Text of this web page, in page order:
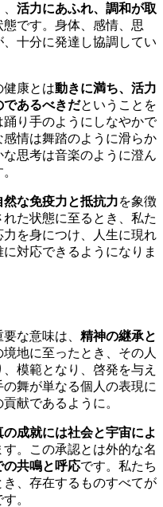
活力にあふれ、調和が取
態です。身体、感情、思
十分に発達し協調してい
健康とは動きに満ち、活力
であるべきだということを
り手のようにしなやかで
情は舞踏のように滑らか
思考は音楽のように澄ん
然な免疫力と抵抗力を象徴
た状態に至るとき、私た
を身につけ、人生に現れ
対応できるようになりま
な意味は、 精神の継承と
地に至ったとき、その人
模範となり、啓発を与え
舞が単なる個人の表現に
献であるように。
の成就には社会と宇宙によ
。この承認とは外的な名
の共鳴と呼応です。私たち
、存在するものすべてが
。